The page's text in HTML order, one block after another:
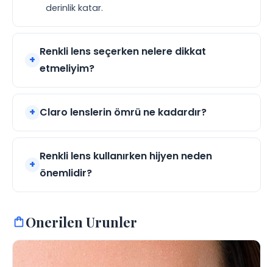
derinlik katar.
Renkli lens seçerken nelere dikkat
etmeliyim?
Claro lenslerin ömrü ne kadardır?
Renkli lens kullanırken hijyen neden
önemlidir?
Onerilen Urunler